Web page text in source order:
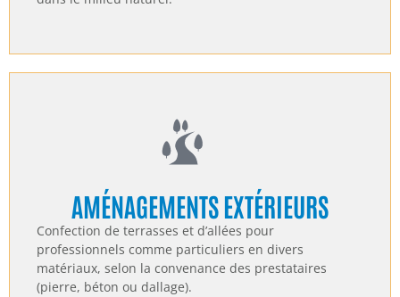
AMÉNAGEMENTS EXTÉRIEURS
Confection de terrasses et d’allées pour
professionnels comme particuliers en divers
matériaux, selon la convenance des prestataires
(pierre, béton ou dallage).